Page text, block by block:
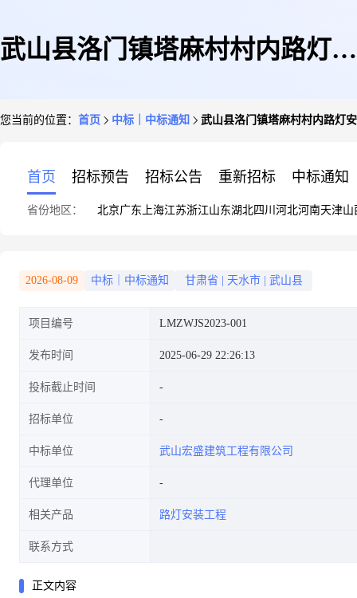
武山县洛门镇塔麻村村内路灯安
您当前的位置： 首页 中标｜中标通知 武山县洛门镇塔麻村村内路灯
首页 招标预告 招标公告 重新招标 中标通知
省份地区： 北京广东 上海江苏浙江山东湖北四川 河北河南天津山
2026-08-09 中标｜中标通知 甘肃省 天水市 武山县
项目编号 LMZWJS2023-001
发布时间 2025-06-29 22:26:13
投标截止时间
招标单位
中标单位 武山宏盛建筑工程有限公司
代理单位
相关产品 路灯安装工程
联系方式
正文内容